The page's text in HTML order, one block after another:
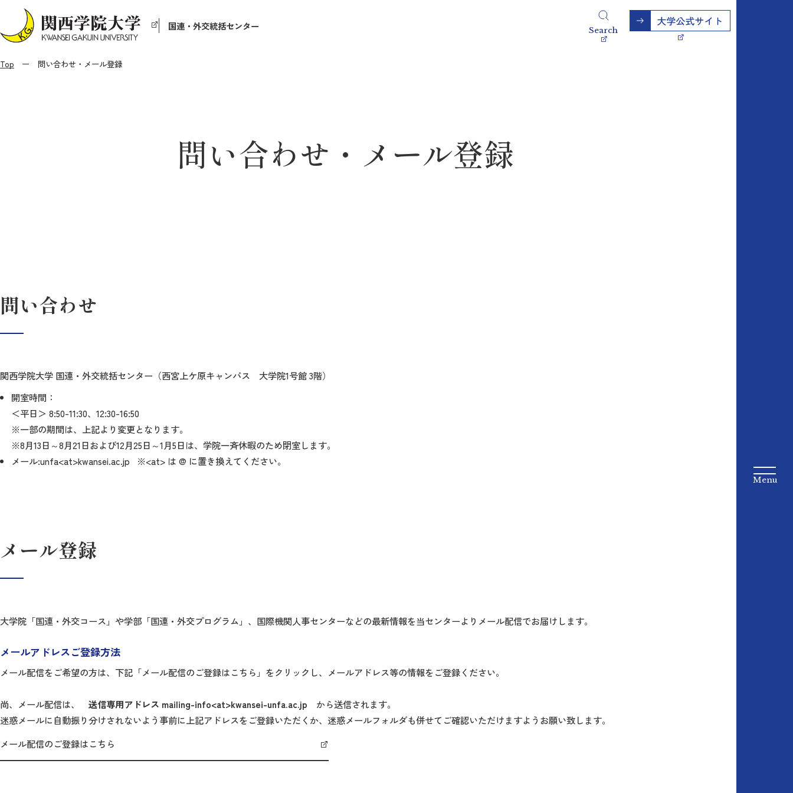
国連・外交統括センター Search
Top 問い合わせ・メール登録
問い合わせ・メール登録
問い合わせ
関西学院大学 国連・外交統括センター（西宮上ケ原キャンパス 大学院1号館 3階）
開室時間：
＜平日＞ 8:50-11:30、12:30-16:50
※一部の期間は、上記より変更となります。
※8月13日～8月21日および12月25日～1月5日は、学院一斉休暇のため閉室します。
メール:unfa<at>kwansei.ac.jp ※<at> は @ に置き換えてください。
メール登録
大学院「国連・外交コース」や学部「国連・外交プログラム」、国際機関人事センターなどの最新情報を当センターよりメール配信でお届けします。
メールアドレスご登録方法
メール配信をご希望の方は、下記「メール配信のご登録はこちら」をクリックし、メールアドレス等の情報をご登録ください。
尚、メール配信は、 送信専用アドレス mailing-info<at>kwansei-unfa.ac.jp から送信されます。
迷惑メールに自動振り分けされないよう事前に上記アドレスをご登録いただくか、迷惑メールフォルダも併せてご確認いただけますようお願い致します。
メール配信のご登録はこちら